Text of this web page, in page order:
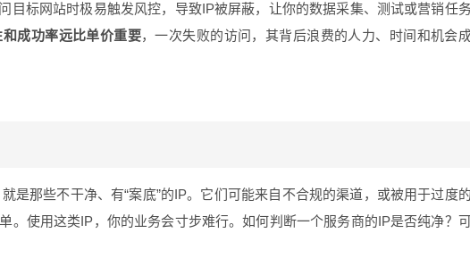
目标网站时极易触发风控，导致IP被屏蔽，让你的数据采集、测试或营销任务
和成功率远比单价重要，一次失败的访问，其背后浪费的人力、时间和机会
就是那些不干净、有“案底”的IP。它们可能来自不合规的渠道，或被用于过度的
。使用这类IP，你的业务会寸步难行。如何判断一个服务商的IP是否纯净？